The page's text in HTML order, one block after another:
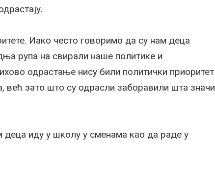
Иако често говоримо да су нам деца
рупа на свирали наше политике и
одрастање нису били политички приоритет
већ зато што су одрасли заборавили шта значи
деца иду у школу у сменама као да раде у